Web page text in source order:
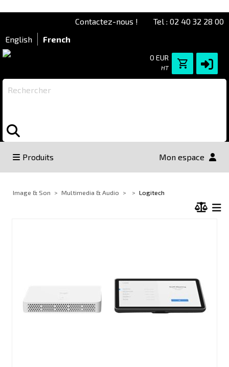
Tel : 02 40 32 28 00
Contactez-nous !
English
French
0 EUR
HT
Rechercher
Produits Mon espace
Image & Son Multimedia & Audio Logitech